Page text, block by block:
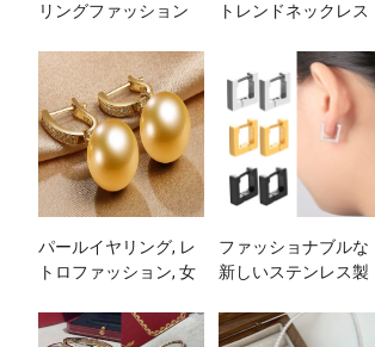
リングファッション
ー卸売カスタマイズ
トレンドネックレス
鋼18K金メッキ二重層
ネックレス
パールイヤリング, レ
トロファッション, 女
グ, 璫
ファッショナブルな
新しいステンレス製
セサリー